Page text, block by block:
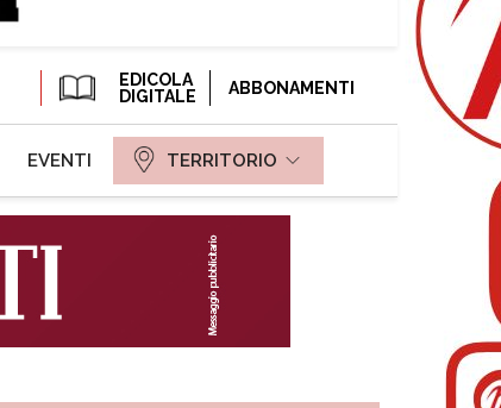
EDICOLA
DIGITALE
ABBONAMENTI
EVENTI TERRITORIO